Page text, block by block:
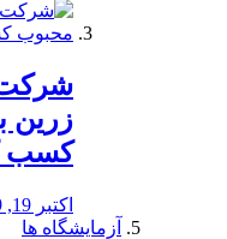
شرکت
زرین
کسب
اکتبر 19, 2019
آزمایشگاه ها